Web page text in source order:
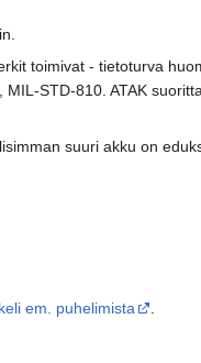
toimivat - tietoturva
STD-810. ATAK
suuri akku on
em. puhelimista
.